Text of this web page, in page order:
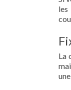
La